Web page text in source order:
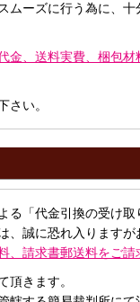
ムーズに行う為に、
金、送料実費、梱包
さい。
る「代金引換の受け
、誠に恐れ入ります
請求書郵送料をご請
頂きます。